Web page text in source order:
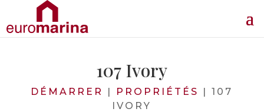
107 Ivory
DÉMARRER | PROPRIÉTÉS |107
IVORY